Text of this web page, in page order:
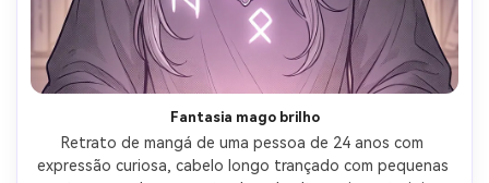
Fantasia mago brilho
Retrato de mangá de uma pessoa de 24 anos com
expressão curiosa, cabelo longo trançado com pequenas